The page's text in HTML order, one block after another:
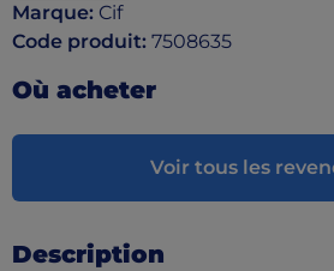
Marque: Cif
Code produit: 7508635
Où acheter
Voir tous les
Description